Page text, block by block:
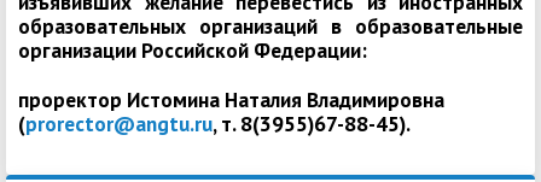
образовательных организаций в образовательные
организации Российской Федерации:
проректор Истомина Наталия Владимировна
(prorector@angtu.ru, т. 8(3955)67-88-45).